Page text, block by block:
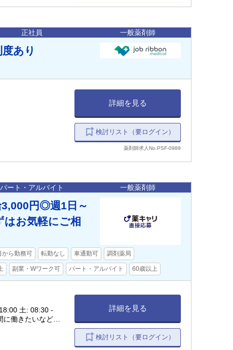
正社員 一般薬剤師
あり
詳細を見る
検討リスト（要ログイン）
薬剤師求人No.PSF-0989
パート・アルバイト 一般薬剤師
3,000円◎週1日～
お気軽にご相
から勤務可 転勤なし 車通勤可 調剤薬局
副業・Wワーク可 パート・アルバイト 60歳以上
土: 08:30 -
働きたいなども
詳細を見る
検討リスト（要ログイン）